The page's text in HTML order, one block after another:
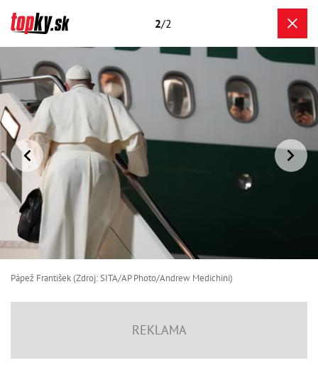
2/2
Pápež František (Zdroj: SITA/AP Photo/Andrew Medichini)